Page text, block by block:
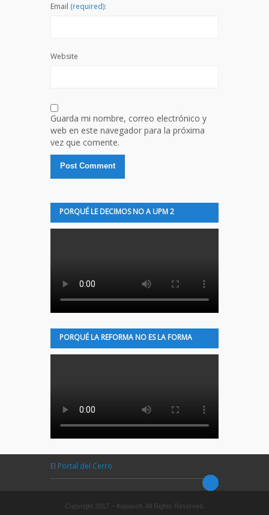
Email (required):
Website
Guarda mi nombre, correo electrónico y
web en este navegador para la próxima
vez que comente.
PORQUÉ LE DECIMOS NO A UPM 2
PORQUÉ LA REFORMA NO ES LA FORMA
El Portal del Cerro
Copyright 2017 – Kopasoft. All Rights Reserved.